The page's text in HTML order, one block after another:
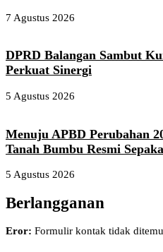
7 Agustus 2026
DPRD Balangan Sambut
Perkuat Sinergi
5 Agustus 2026
Menuju APBD Perubahan
Tanah Bumbu Resmi
5 Agustus 2026
Berlangganan
Eror: Formulir kontak tidak